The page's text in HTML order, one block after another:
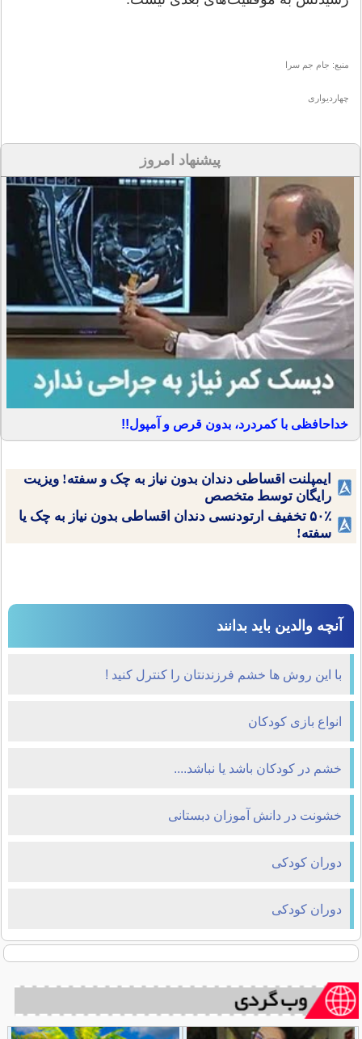
منبع: جام جم سرا
چهاردیواری
پیشنهاد امروز
خداحافظی با کمردرد، بدون قرص و آمپول!!
ایمپلنت اقساطی دندان بدون نیاز به چک و سفته! ویزیت
رایگان توسط متخصص
۵۰٪ تخفیف ارتودنسی دندان اقساطی بدون نیاز به چک یا
سفته!
آنچه والدین باید بدانند
با این روش ها خشم فرزندنتان را کنترل کنید !
انواع بازی کودکان
خشم در کودکان باشد یا نباشد....
خشونت در دانش آموزان دبستانی
دوران کودکی
دوران کودکی